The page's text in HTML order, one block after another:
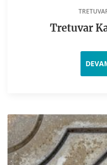
Tretuvar